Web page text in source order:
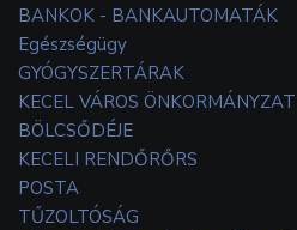
BANKOK - BANKAUTOMATÁK
Egészségügy
GYÓGYSZERTÁRAK
KECEL VÁROS
BÖLCSŐDÉJE
KECELI RENDŐRŐRS
POSTA
TŰZOLTÓSÁG